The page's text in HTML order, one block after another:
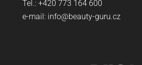
Tel.: +420 773 164 600
e-mail: info@beauty-guru.cz